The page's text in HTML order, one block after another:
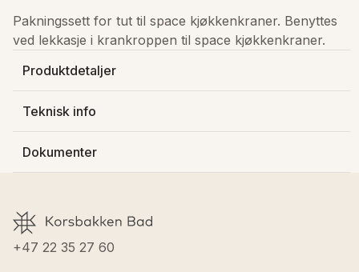
Pakningssett for tut til space kjøkkenkraner. Benyttes
ved lekkasje i krankroppen til space kjøkkenkraner.
Produktdetaljer
Varenummer:
GTIN:5708516718901
Teknisk info
Dokumenter
+47 22 35 27 60